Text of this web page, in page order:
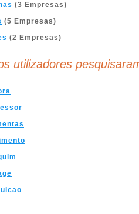
(3 Empresas)
(5 Empresas)
(2 Empresas)
utilizadores